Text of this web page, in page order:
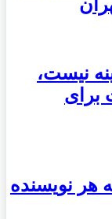
نیست،
برای
هر نویسنده